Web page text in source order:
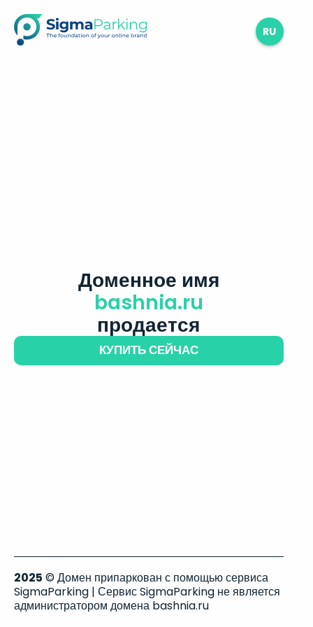
RU
Доменное имя
bashnia.ru
продается
КУПИТЬ СЕЙЧАС
2025 © Домен припаркован с помощью сервиса
SigmaParking | Сервис SigmaParking не является
администратором домена bashnia.ru